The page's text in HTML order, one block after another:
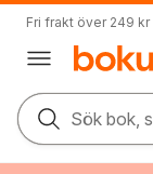
Fri frakt över 249 kr
Sök bok,